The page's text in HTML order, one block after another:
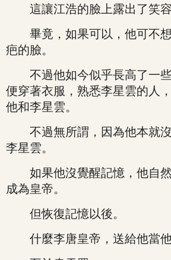
這讓江浩的臉上露出了笑容
畢竟，如果可以，他可不想
疤的臉。
不過他如今似乎長高了一些
便穿著衣服，熟悉李星雲的人
他和李星雲。
不過無所謂，因為他本就沒
李星雲。
如果他沒覺醒記憶，他自然
成為皇帝。
但恢復記憶以後。
什麼李唐皇帝，送給他當他